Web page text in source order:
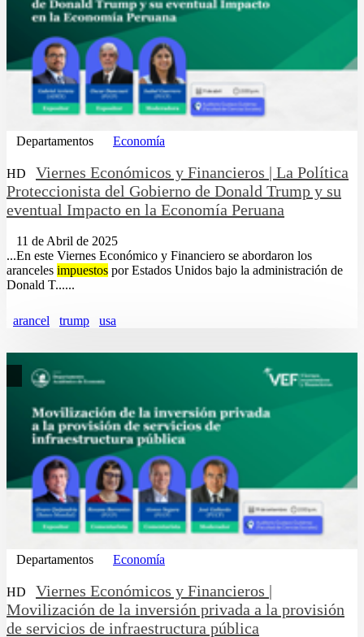
Departamentos Economía
HD
Viernes Económicos y Financieros | La Política
Proteccionista del Gobierno de Donald Trump y su
eventual Impacto en la Economía Peruana
11 de Abril de 2025
...En este Viernes Económico y Financiero se abordaron los
aranceles impuestos por Estados Unidos bajo la administración de
Donald T......
arancel trump usa
Departamentos Economía
HD
Viernes Económicos y Financieros |
Movilización de la inversión privada a la provisión
de servicios de infraestructura pública